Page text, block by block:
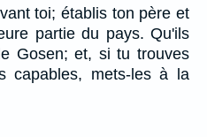
toi; établis ton père et
partie du pays. Qu'ils
Gosen; et, si tu trouves
capables, mets-les à la